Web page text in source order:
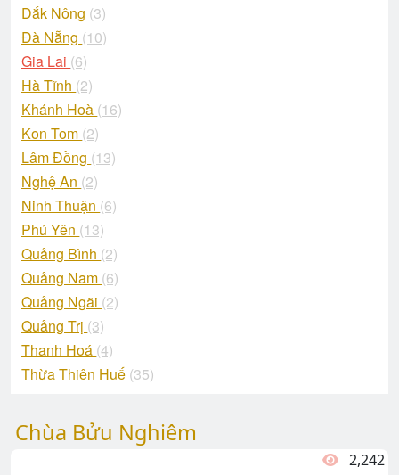
Dắk Nông (3)
Đà Nẵng (10)
Gia Lai (6)
Hà Tĩnh (2)
Khánh Hoà (16)
Kon Tom (2)
Lâm Đồng (13)
Nghệ An (2)
Ninh Thuận (6)
Phú Yên (13)
Quảng Bình (2)
Quảng Nam (6)
Quảng Ngãi (2)
Quảng Trị (3)
Thanh Hoá (4)
Thừa Thiên Huế (35)
Chùa Bửu Nghiêm
2,242